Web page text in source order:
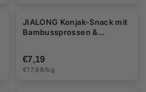
JIALONG Konjak-Snack mit
Bambussprossen &
€7,19
€17,98/kg